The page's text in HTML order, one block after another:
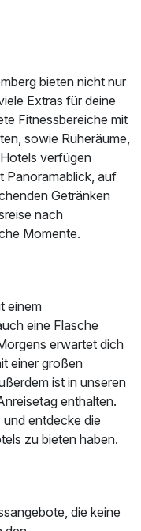
bieten nicht nur
Extras für deine
Fitnessbereiche mit
sowie Ruheräume,
verfügen
Panoramablick, auf
Getränken
nach
Momente.
einem
eine Flasche
erwartet dich
einer großen
ist in unseren
enthalten.
entdecke die
zu bieten haben.
die keine